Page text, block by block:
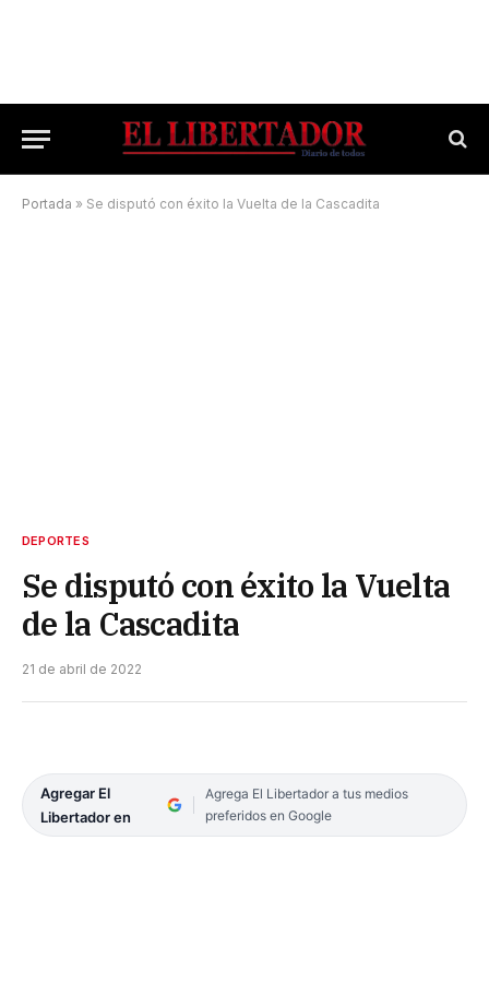
Portada » Se disputó con éxito la Vuelta de la Cascadita
DEPORTES
Se disputó con éxito la Vuelta
de la Cascadita
21 de abril de 2022
Agregar El
Libertador en
Agrega El Libertador a tus medios
preferidos en Google